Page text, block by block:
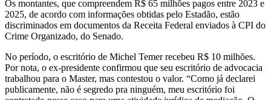
Os montantes, que compreendem R$ 65 milhões pagos entre 2023 e
2025, de acordo com informações obtidas pelo Estadão, estão
discriminados em documentos da Receita Federal enviados à CPI do
Crime Organizado, do Senado.
No período, o escritório de Michel Temer recebeu R$ 10 milhões.
Por nota, o ex-presidente confirmou que seu escritório de advocacia
trabalhou para o Master, mas contestou o valor. “Como já declarei
publicamente, não é segredo pra ninguém, meu escritório foi